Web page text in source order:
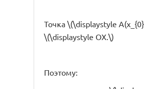
Точка \(\displaystyle
\(\displaystyle OX.\)
Поэтому: